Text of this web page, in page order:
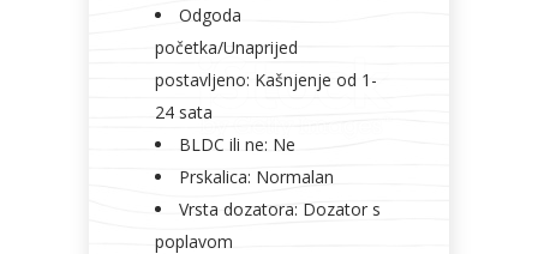
Odgoda
početka/Unaprijed
postavljeno: Kašnjenje od 1-
24 sata
BLDC ili ne: Ne
Prskalica: Normalan
Vrsta dozatora: Dozator s
poplavom